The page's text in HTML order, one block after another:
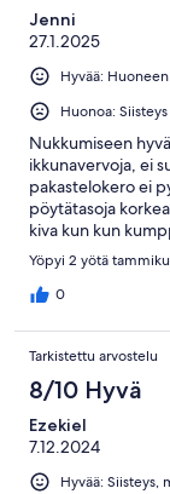
Jenni
27.1.2025
Hyvää:
Huonoa: Siisteys
Nukkumiseen
ikkunavervoja, ei
pakastelokero ei
pöytätasoja
kiva kun kun
hana oli erittäin
rikkovansa sen.
Yöpyi 2 yötä
0
Tarkistettu arvostelu
8/10 Hyvä
Ezekiel
7.12.2024
Hyvää: Siisteys,